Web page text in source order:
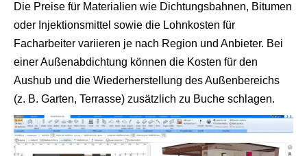
Die Preise für Materialien wie Dichtungsbahnen, Bitumen
oder Injektionsmittel sowie die Lohnkosten für
Facharbeiter variieren je nach Region und Anbieter. Bei
einer Außenabdichtung können die Kosten für den
Aushub und die Wiederherstellung des Außenbereichs
(z. B. Garten, Terrasse) zusätzlich zu Buche schlagen.